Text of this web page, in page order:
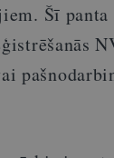
Šī panta